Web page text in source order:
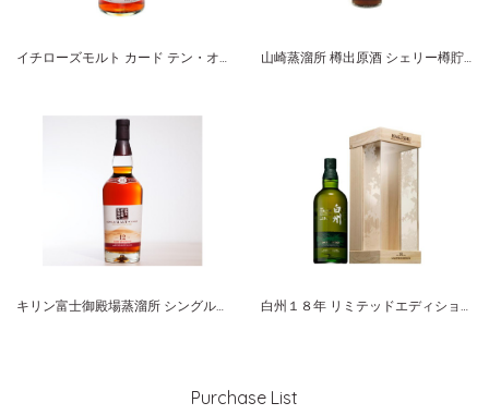
イチローズモルト カード テン・オブ・ハーツ 山崎蒸溜所 樽出原酒 シェリー樽貯蔵 サントリー ピュアモルト
キリン富士御殿場蒸溜所 シングルモルト １２年 赤ワインカスクフィニッシュ 白州１８年 リミテッドエディション サントリーシングルモルト
Purchase List